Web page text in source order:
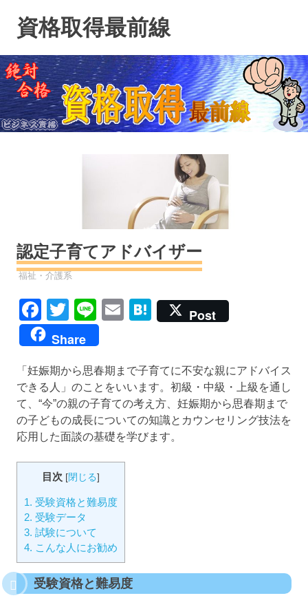
ン
ツ
へ
ス
キ
資格取得最前線
認定子育てアドバイザー
資格
福祉・介護系
Facebook
Twitter
LineEmailHatena
Post
Share
「妊娠期から思春期まで子育てに不安な親にアドバイス
できる人」のことをいいます。初級・中級・上級を通し
て、“今”の親の子育ての考え方、妊娠期から思春期まで
の子どもの成長についての知識とカウンセリング技法を
応用した面談の基礎を学びます。
目次 [閉じる]
1. 受験資格と難易度
2. 受験データ
3. 試験について
4. こんな人にお勧め
受験資格と難易度